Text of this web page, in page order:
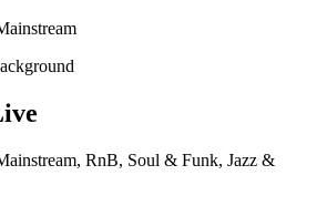
RnB, Soul & Funk, Jazz &